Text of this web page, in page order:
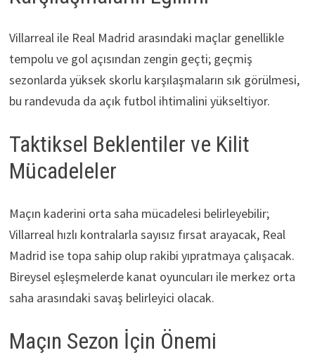
Villarreal ile Real Madrid arasındaki maçlar genellikle
tempolu ve gol açısından zengin geçti; geçmiş
sezonlarda yüksek skorlu karşılaşmaların sık görülmesi,
bu randevuda da açık futbol ihtimalini yükseltiyor.
Taktiksel Beklentiler ve Kilit
Mücadeleler
Maçın kaderini orta saha mücadelesi belirleyebilir;
Villarreal hızlı kontralarla sayısız fırsat arayacak, Real
Madrid ise topa sahip olup rakibi yıpratmaya çalışacak.
Bireysel eşleşmelerde kanat oyuncuları ile merkez orta
saha arasındaki savaş belirleyici olacak.
Maçın Sezon İçin Önemi